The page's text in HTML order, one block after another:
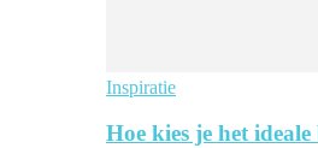
Inspiratie
Hoe kies je het